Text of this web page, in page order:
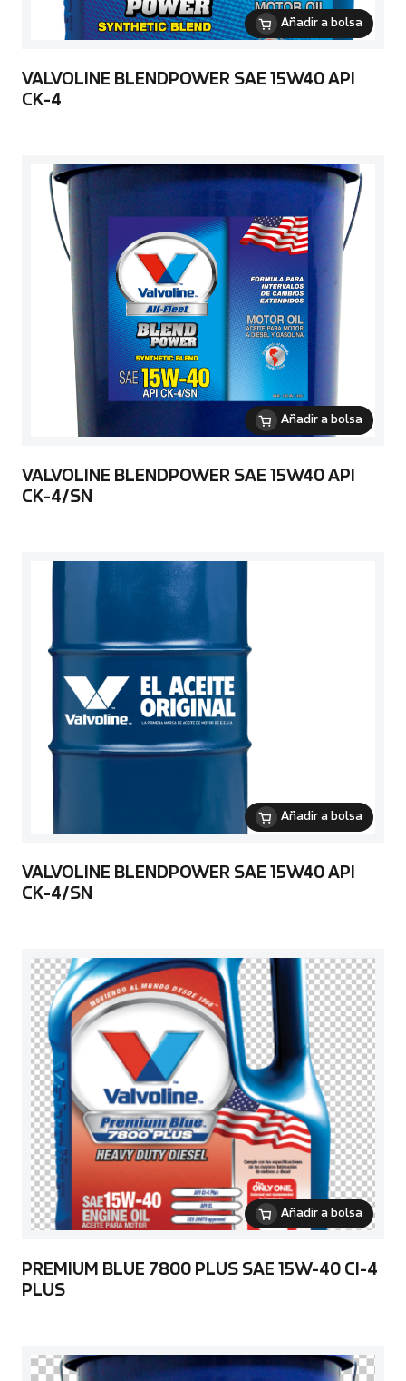
Añadir a bolsa
VALVOLINE BLENDPOWER SAE 15W40 API
CK-4
Añadir a bolsa
VALVOLINE BLENDPOWER SAE 15W40 API
CK-4/SN
Añadir a bolsa
VALVOLINE BLENDPOWER SAE 15W40 API
CK-4/SN
Añadir a bolsa
PREMIUM BLUE 7800 PLUS SAE 15W-40 CI-4
PLUS